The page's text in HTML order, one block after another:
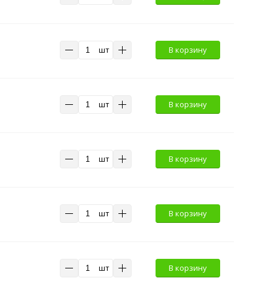
шт В корзину
шт В корзину
шт В корзину
шт В корзину
шт В корзину